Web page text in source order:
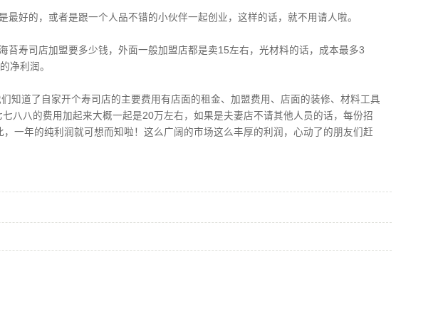
好的，或者是跟一个人品不错的小伙伴一起创业，这样的话，就不用请人啦。
苔寿司店加盟要多少钱，外面一般加盟店都是卖15左右，光材料的话，成本最多3
净利润。
知道了自家开个寿司店的主要费用有店面的租金、加盟费用、店面的装修、材料工具
八八的费用加起来大概一起是20万左右，如果是夫妻店不请其他人员的话，每份招
一年的纯利润就可想而知啦！这么广阔的市场这么丰厚的利润，心动了的朋友们赶